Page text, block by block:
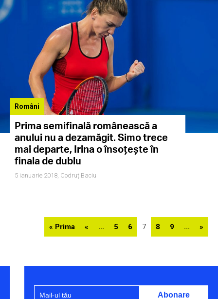
Români
Prima semifinală românească a
anului nu a dezamăgit. Simo trece
mai departe, Irina o însoțește în
finala de dublu
5 ianuarie 2018, Codruț Baciu
« Prima « ... 5 6 7 8 9 ... »